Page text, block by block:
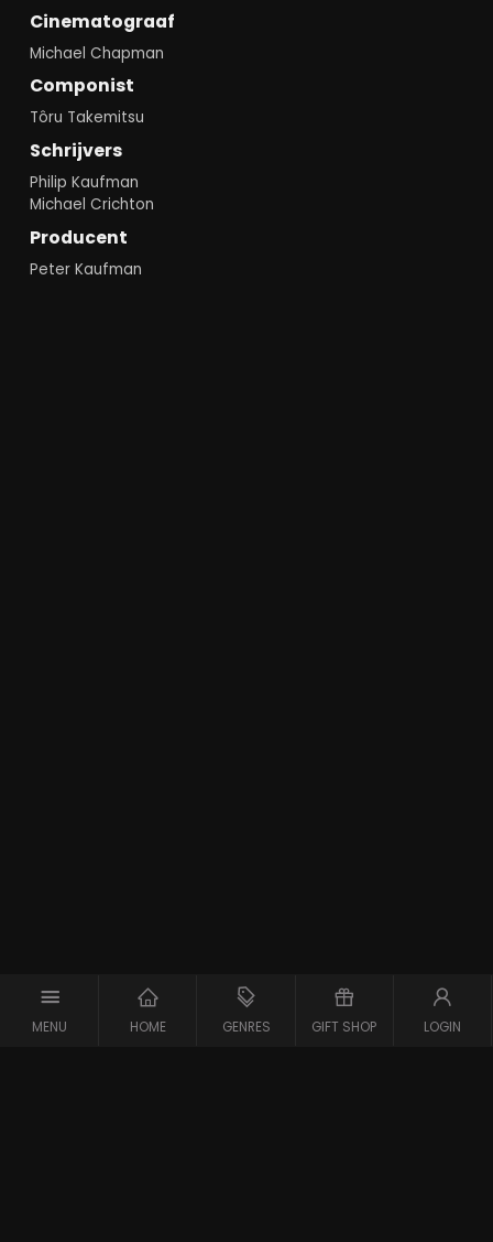
MENU HOME GENRES GIFT SHOP LOGIN
Cinematograaf
Michael Chapman
Componist
Tôru Takemitsu
Schrijvers
Philip Kaufman
Michael Crichton
Producent
Peter Kaufman